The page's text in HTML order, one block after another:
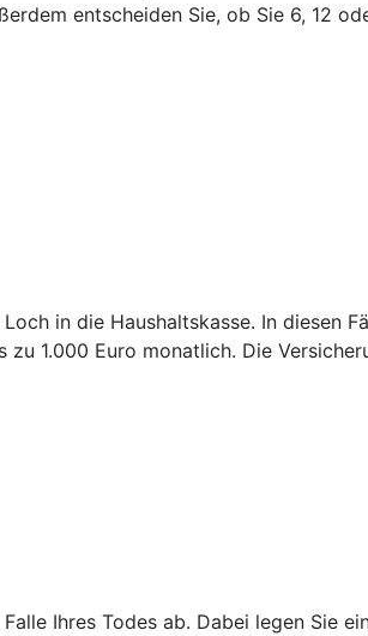
entscheiden Sie, ob Sie 6, 12
in die Haushaltskasse. In diesen
1.000 Euro monatlich. Die
Ihres Todes ab. Dabei legen Sie